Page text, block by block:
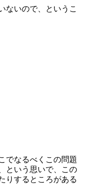
ないので、というこ
でなるべくこの問題
という思いで、この
りするところがある